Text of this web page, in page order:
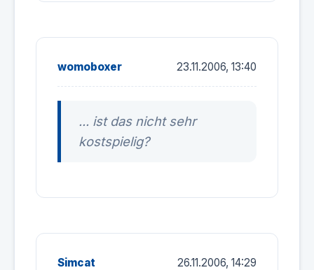
womoboxer 23.11.2006, 13:40
... ist das nicht sehr
kostspielig?
Simcat 26.11.2006, 14:29